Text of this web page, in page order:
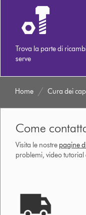
Trova la parte di
serve
Home Cura dei
Come
Visita le nostre pagine
problemi, video tutorial